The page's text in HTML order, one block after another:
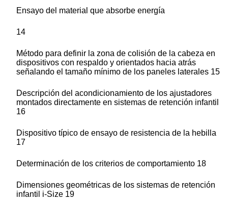
Ensayo del material que absorbe energía
14
Método para definir la zona de colisión de la cabeza en
dispositivos con respaldo y orientados hacia atrás
señalando el tamaño mínimo de los paneles laterales 15
Descripción del acondicionamiento de los ajustadores
montados directamente en sistemas de retención infantil
16
Dispositivo típico de ensayo de resistencia de la hebilla
17
Determinación de los criterios de comportamiento 18
Dimensiones geométricas de los sistemas de retención
infantil i-Size 19